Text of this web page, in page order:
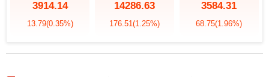
3914.14
13.79(0.35%)
14286.63
176.51(1.25%)
3584.31
68.75(1.96%)